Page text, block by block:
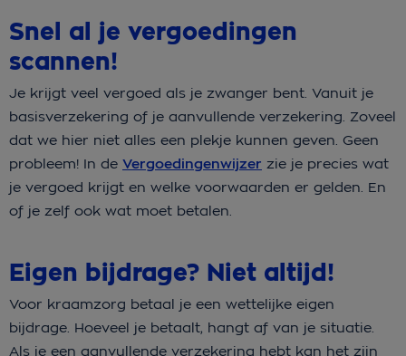
Snel al je vergoedingen
scannen!
Je krijgt veel vergoed als je zwanger bent. Vanuit je
basisverzekering of je aanvullende verzekering. Zoveel
dat we hier niet alles een plekje kunnen geven. Geen
probleem! In de Vergoedingenwijzer zie je precies wat
je vergoed krijgt en welke voorwaarden er gelden. En
of je zelf ook wat moet betalen.
Eigen bijdrage? Niet altijd!
Voor kraamzorg betaal je een wettelijke eigen
bijdrage. Hoeveel je betaalt, hangt af van je situatie.
Als je een aanvullende verzekering hebt kan het zijn